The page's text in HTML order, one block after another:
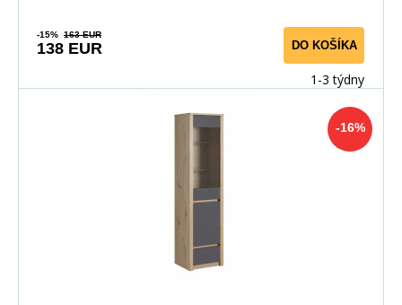
-15% 163 EUR
138 EUR DO KOŠÍKA
1-3 týdny
-16%